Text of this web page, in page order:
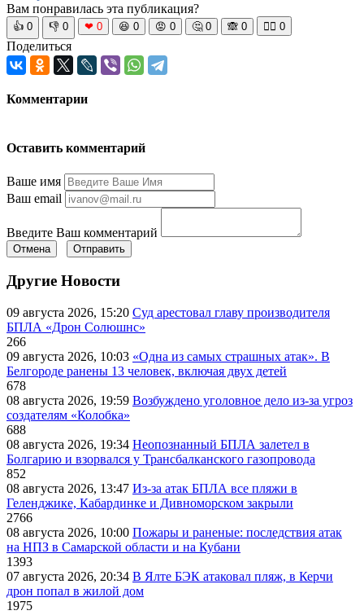
Вам понравилась эта публикация?
👍 0 👎 0 ❤ 0 😆 0 😡 0 🤔 0 🙈 0 🧘‍♀️ 0
Поделиться
Комментарии
Оставить комментарий
Ваше имя
Ваш email
Введите Ваш комментарий
Отмена Отправить
Другие Новости
09 августа 2026, 15:20 Суд арестовал главу производителя
БПЛА «Дрон Солюшнс»
266
09 августа 2026, 10:03 «Одна из самых страшных атак». В
Белгороде ранены 13 человек, включая двух детей
678
08 августа 2026, 19:59 Возбуждено уголовное дело из-за угроз
создателям «Колобка»
688
08 августа 2026, 19:34 Неопознанный БПЛА залетел в
Болгарию и взорвался у Трансбалканского газопровода
852
08 августа 2026, 13:47 Из-за атак БПЛА все пляжи в
Геленджике, Кабардинке и Дивноморском закрыли
2766
08 августа 2026, 10:00 Пожары и раненые: последствия атак
на НПЗ в Самарской области и на Кубани
1393
07 августа 2026, 20:34 В Ялте БЭК атаковал пляж, в Керчи
дрон попал в жилой дом
1975